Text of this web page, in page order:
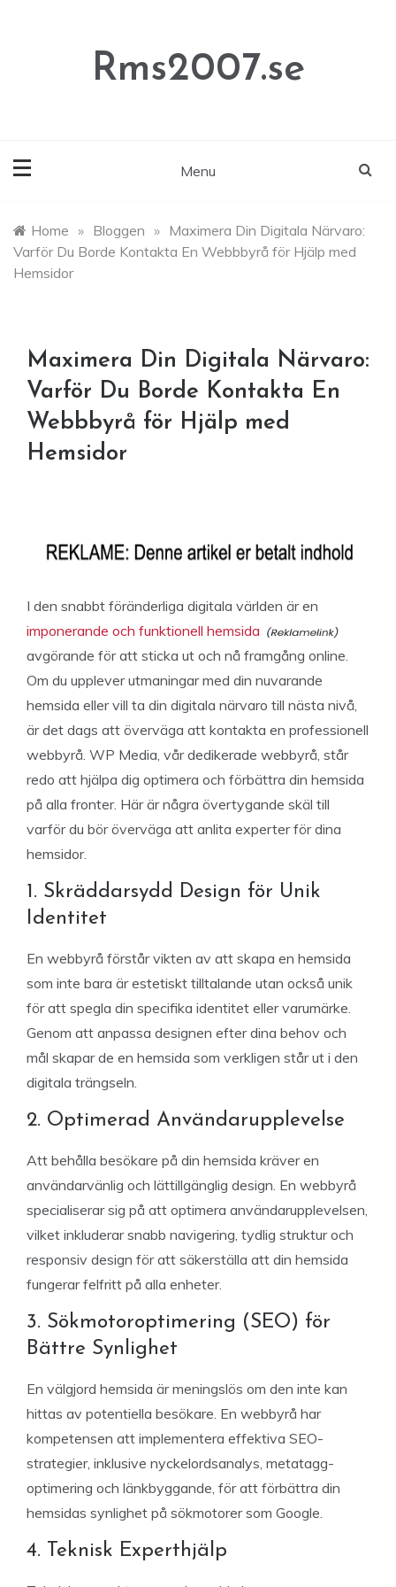
Rms2007.se
Menu
Home » Bloggen » Maximera Din Digitala Närvaro:
Varför Du Borde Kontakta En Webbbyrå för Hjälp med
Hemsidor
Maximera Din Digitala Närvaro:
Varför Du Borde Kontakta En
Webbbyrå för Hjälp med
Hemsidor
I den snabbt föränderliga digitala världen är en
imponerande och funktionell hemsida
avgörande för att sticka ut och nå framgång online.
Om du upplever utmaningar med din nuvarande
hemsida eller vill ta din digitala närvaro till nästa nivå,
är det dags att överväga att kontakta en professionell
webbyrå. WP Media, vår dedikerade webbyrå, står
redo att hjälpa dig optimera och förbättra din hemsida
på alla fronter. Här är några övertygande skäl till
varför du bör överväga att anlita experter för dina
hemsidor.
1. Skräddarsydd Design för Unik
Identitet
En webbyrå förstår vikten av att skapa en hemsida
som inte bara är estetiskt tilltalande utan också unik
för att spegla din specifika identitet eller varumärke.
Genom att anpassa designen efter dina behov och
mål skapar de en hemsida som verkligen står ut i den
digitala trängseln.
2. Optimerad Användarupplevelse
Att behålla besökare på din hemsida kräver en
användarvänlig och lättillgänglig design. En webbyrå
specialiserar sig på att optimera användarupplevelsen,
vilket inkluderar snabb navigering, tydlig struktur och
responsiv design för att säkerställa att din hemsida
fungerar felfritt på alla enheter.
3. Sökmotoroptimering (SEO) för
Bättre Synlighet
En välgjord hemsida är meningslös om den inte kan
hittas av potentiella besökare. En webbyrå har
kompetensen att implementera effektiva SEO-
strategier, inklusive nyckelordsanalys, metatagg-
optimering och länkbyggande, för att förbättra din
hemsidas synlighet på sökmotorer som Google.
4. Teknisk Experthjälp